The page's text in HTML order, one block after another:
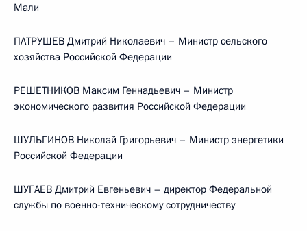
Мали
ПАТРУШЕВ Дмитрий Николаевич – Министр сельского
хозяйства Российской Федерации
РЕШЕТНИКОВ Максим Геннадьевич – Министр
экономического развития Российской Федерации
ШУЛЬГИНОВ Николай Григорьевич – Министр энергетики
Российской Федерации
ШУГАЕВ Дмитрий Евгеньевич – директор Федеральной
службы по военно-техническому сотрудничеству